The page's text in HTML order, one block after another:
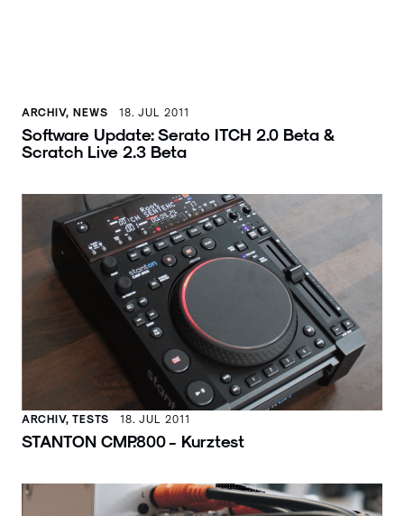
ARCHIV, NEWS 18. JUL 2011
Software Update: Serato ITCH 2.0 Beta &
Scratch Live 2.3 Beta
ARCHIV, TESTS 18. JUL 2011
STANTON CMP.800 - Kurztest